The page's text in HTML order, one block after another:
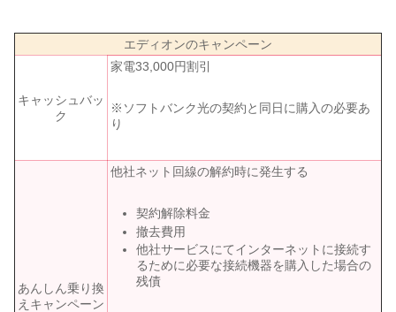
エディオンのキャンペーン
キャッシュバッ
ク
家電33,000円割引
※ソフトバンク光の契約と同日に購入の必要あ
り
あんしん乗り換
えキャンペーン
他社ネット回線の解約時に発生する
契約解除料金
撤去費用
他社サービスにてインターネットに接続す
るために必要な接続機器を購入した場合の
残債